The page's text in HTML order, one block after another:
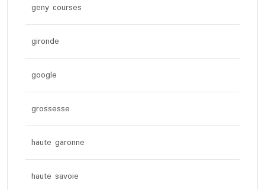
geny courses
gironde
google
grossesse
haute garonne
haute savoie